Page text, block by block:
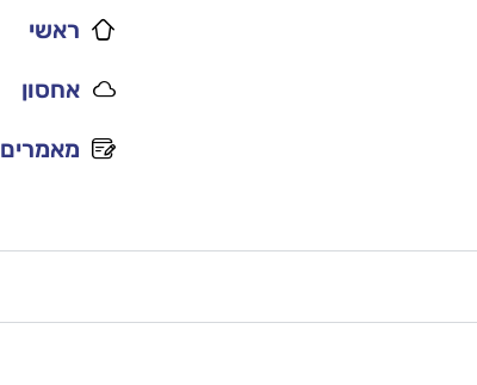
ראשי
אחסון
מאמרים